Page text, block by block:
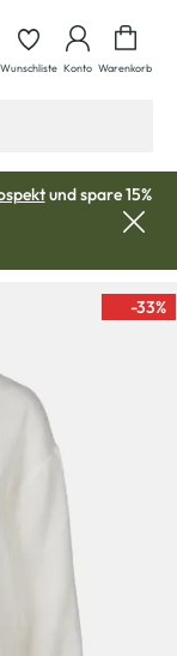
Wunschliste Konto Warenkorb
und spare 15%
-33%